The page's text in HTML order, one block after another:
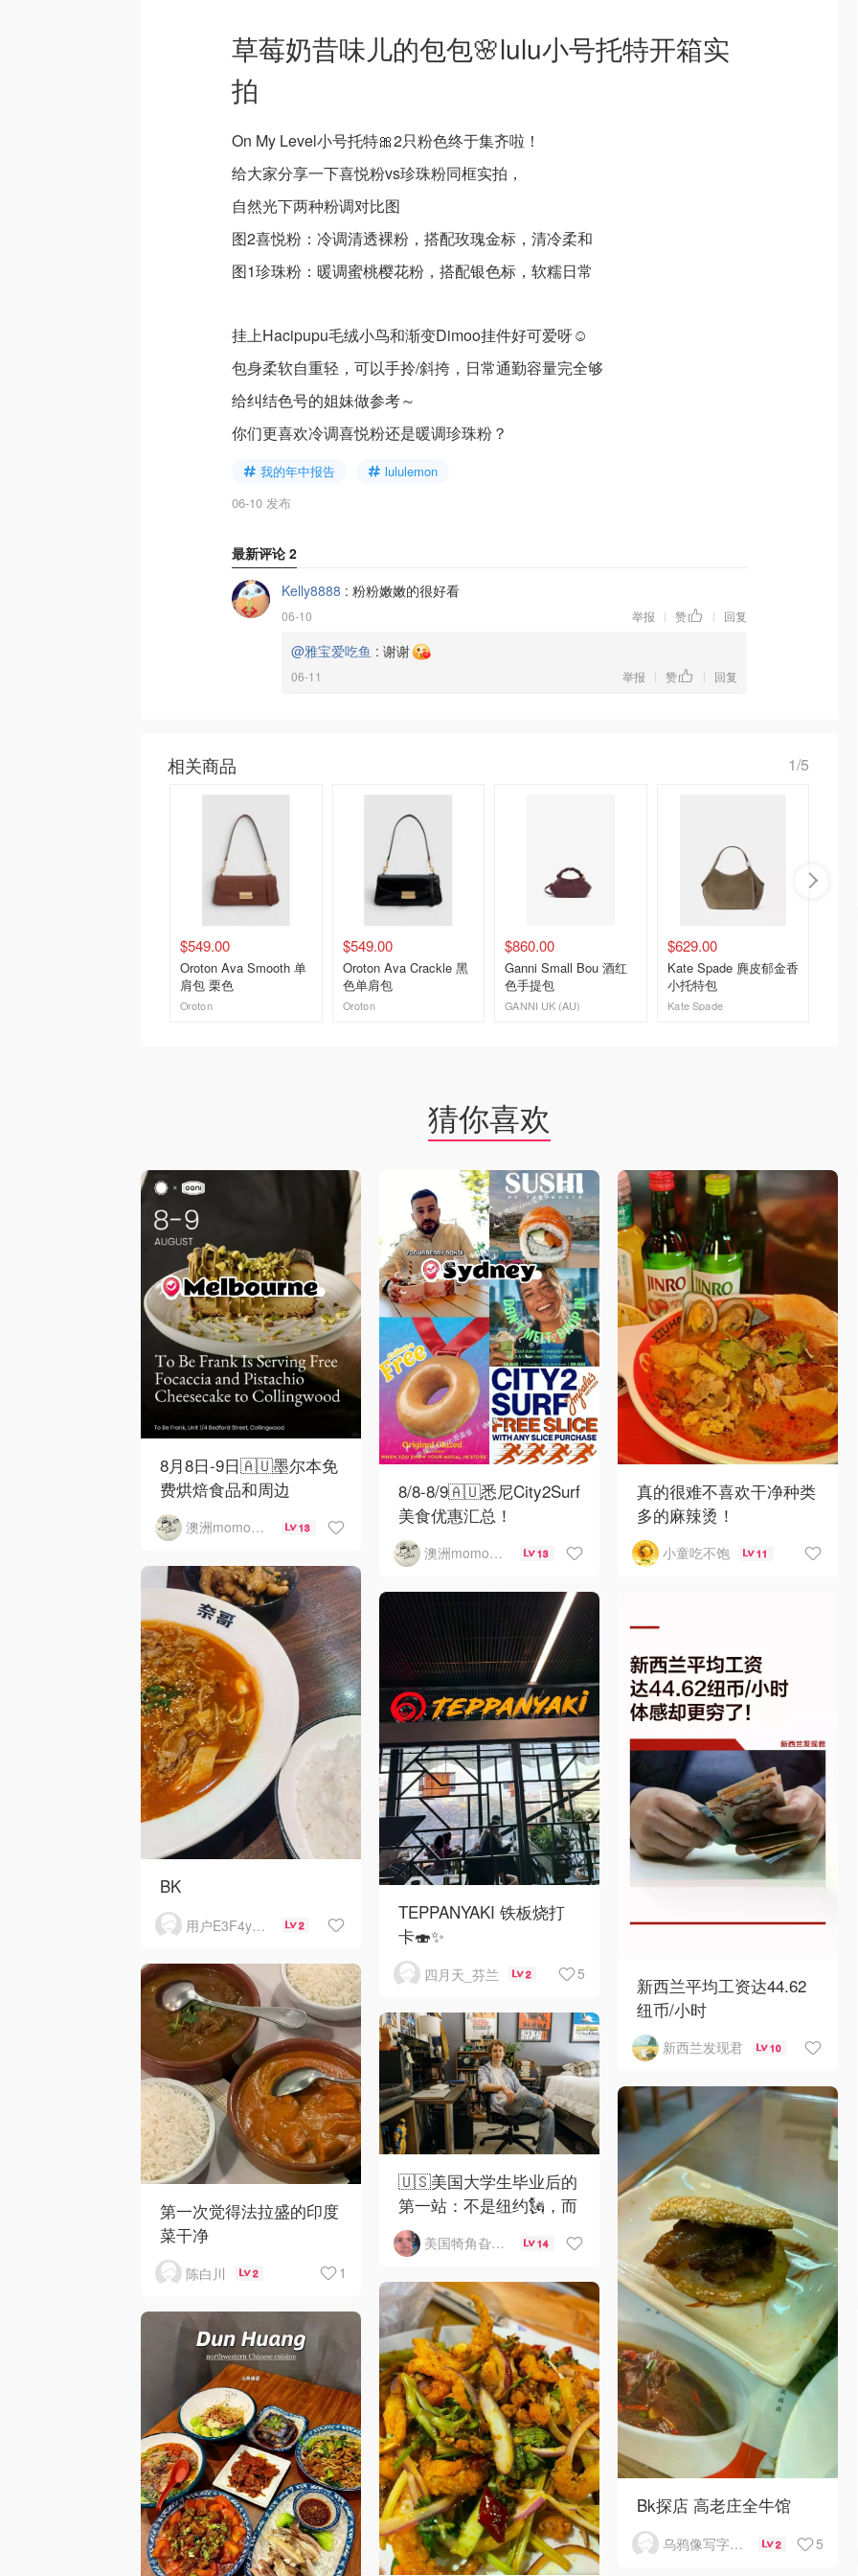
草莓奶昔味儿的包包🌸lulu小号托特开箱实
拍
On My Level小号托特🎀2只粉色终于集齐啦！
给大家分享一下喜悦粉vs珍珠粉同框实拍，
自然光下两种粉调对比图
图2喜悦粉：冷调清透裸粉，搭配玫瑰金标，清冷柔和
图1珍珠粉：暖调蜜桃樱花粉，搭配银色标，软糯日常
挂上Hacipupu毛绒小鸟和渐变Dimoo挂件好可爱呀☺️
包身柔软自重轻，可以手拎/斜挎，日常通勤容量完全够
给纠结色号的姐妹做参考～
你们更喜欢冷调喜悦粉还是暖调珍珠粉？
我的年中报告
lululemon
06-10 发布
最新评论 2
Kelly8888 : 粉粉嫩嫩的很好看
06-10 举报 | 赞 | 回复
@雅宝爱吃鱼 : 谢谢
06-11 举报 | 赞 | 回复
相关商品 1/5
$549.00
Oroton Ava Smooth 单
肩包 栗色
Oroton
$549.00
Oroton Ava Crackle 黑
色单肩包
Oroton
$860.00
Ganni Small Bou 酒红
色手提包
GANNI UK (AU)
$629.00
Kate Spade 麂皮郁金香
小托特包
Kate Spade
猜你喜欢
8月8日-9日🇦🇺墨尔本免
费烘焙食品和周边
澳洲momo爱吃 13
8/8-8/9🇦🇺悉尼City2Surf
美食优惠汇总！
澳洲momo爱吃 13
真的很难不喜欢干净种类
多的麻辣烫！
小童吃不饱 11
BK
用户E3F4yL7L 2
TEPPANYAKI 铁板烧打
卡🍣✨
四月天_芬兰 2 5
新西兰平均工资达44.62
纽币/小时
新西兰发现君 10
第一次觉得法拉盛的印度
菜干净
陈白川 2 1
🇺🇸美国大学生毕业后的
第一站：不是纽约🗽，而
是爸妈家⁉️😂🏠
美国犄角旮旯新鲜事 14
Bk探店 高老庄全牛馆
乌鸦像写字台_ 2 5